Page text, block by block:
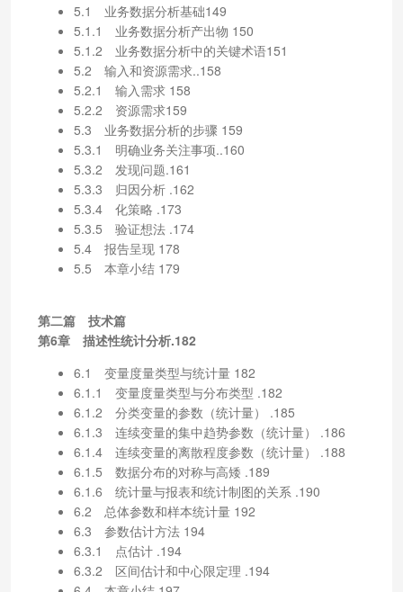
5.1 业务数据分析基础149
5.1.1 业务数据分析产出物 150
5.1.2 业务数据分析中的关键术语151
5.2 输入和资源需求..158
5.2.1 输入需求 158
5.2.2 资源需求159
5.3 业务数据分析的步骤 159
5.3.1 明确业务关注事项..160
5.3.2 发现问题.161
5.3.3 归因分析 .162
5.3.4 化策略 .173
5.3.5 验证想法 .174
5.4 报告呈现 178
5.5 本章小结 179
第二篇 技术篇
第6章 描述性统计分析.182
6.1 变量度量类型与统计量 182
6.1.1 变量度量类型与分布类型 .182
6.1.2 分类变量的参数（统计量） .185
6.1.3 连续变量的集中趋势参数（统计量） .186
6.1.4 连续变量的离散程度参数（统计量） .188
6.1.5 数据分布的对称与高矮 .189
6.1.6 统计量与报表和统计制图的关系 .190
6.2 总体参数和样本统计量 192
6.3 参数估计方法 194
6.3.1 点估计 .194
6.3.2 区间估计和中心限定理 .194